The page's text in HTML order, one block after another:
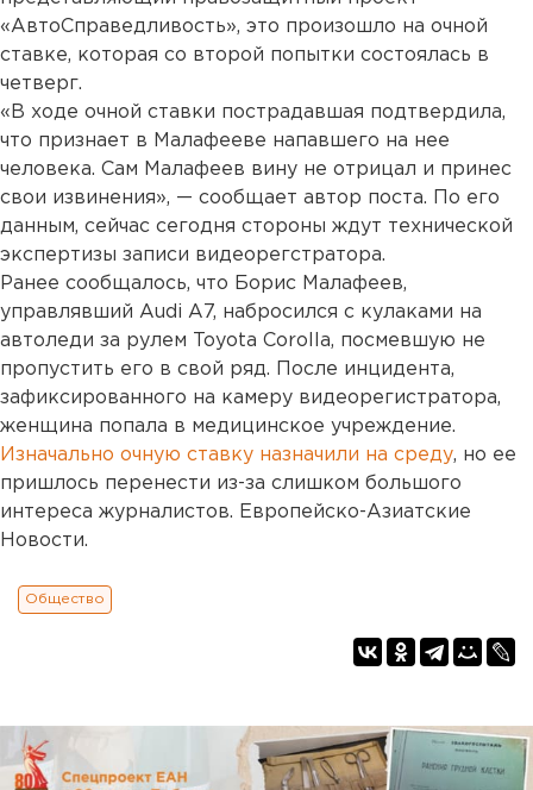
«АвтоСправедливость», это произошло на очной
ставке, которая со второй попытки состоялась в
четверг.
«В ходе очной ставки пострадавшая подтвердила,
что признает в Малафееве напавшего на нее
человека. Сам Малафеев вину не отрицал и принес
свои извинения», — сообщает автор поста. По его
данным, сейчас сегодня стороны ждут технической
экспертизы записи видеорегстратора.
Ранее сообщалось, что Борис Малафеев,
управлявший Audi A7, набросился с кулаками на
автоледи за рулем Toyota Corolla, посмевшую не
пропустить его в свой ряд. После инцидента,
зафиксированного на камеру видеорегистратора,
женщина попала в медицинское учреждение.
Изначально очную ставку назначили на среду, но ее
пришлось перенести из-за слишком большого
интереса журналистов. Европейско-Азиатские
Новости.
Общество